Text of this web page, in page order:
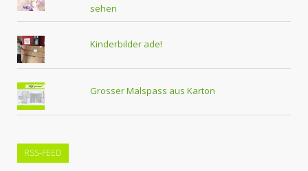
sehen
Kinderbilder ade!
Grosser Malspass aus Karton
RSS-FEED